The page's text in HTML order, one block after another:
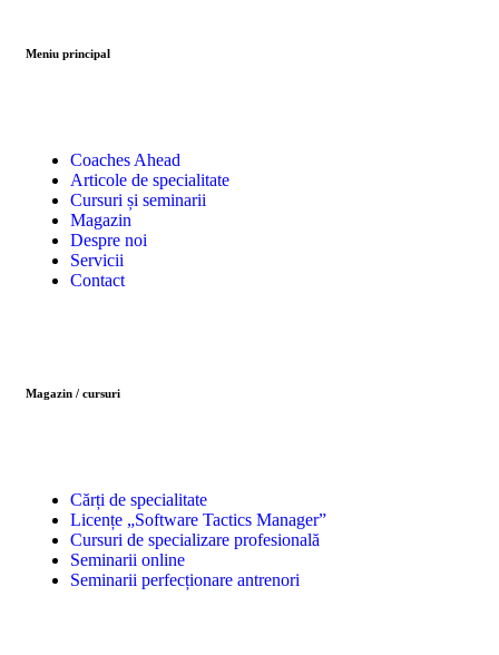
Meniu principal
Coaches Ahead
Articole de specialitate
Cursuri și seminarii
Magazin
Despre noi
Servicii
Contact
Magazin / cursuri
Cărți de specialitate
Licențe „Software Tactics Manager”
Cursuri de specializare profesională
Seminarii online
Seminarii perfecționare antrenori